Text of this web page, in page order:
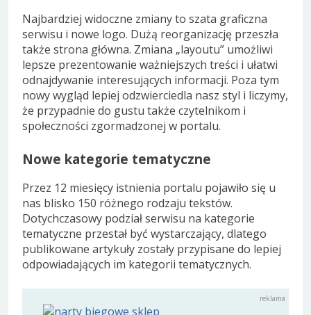
Najbardziej widoczne zmiany to szata graficzna
serwisu i nowe logo. Dużą reorganizację przeszła
także strona główna. Zmiana „layoutu” umożliwi
lepsze prezentowanie ważniejszych treści i ułatwi
odnajdywanie interesujących informacji. Poza tym
nowy wygląd lepiej odzwierciedla nasz styl i liczymy,
że przypadnie do gustu także czytelnikom i
społeczności zgormadzonej w portalu.
Nowe kategorie tematyczne
Przez 12 miesięcy istnienia portalu pojawiło się u
nas blisko 150 różnego rodzaju tekstów.
Dotychczasowy podział serwisu na kategorie
tematyczne przestał być wystarczający, dlatego
publikowane artykuły zostały przypisane do lepiej
odpowiadających im kategorii tematycznych.